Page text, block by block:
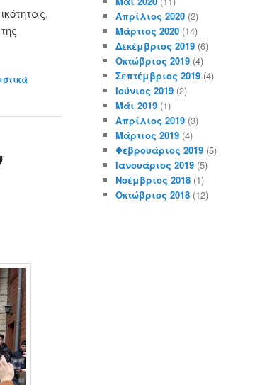
Απρίλιος 2020 (2)
Μάρτιος 2020 (14)
Δεκέμβριος 2019 (6)
Οκτώβριος 2019 (4)
Σεπτέμβριος 2019 (4)
Ιούνιος 2019 (2)
Μάι 2019 (1)
Απρίλιος 2019 (3)
Μάρτιος 2019 (4)
Φεβρουάριος 2019 (5)
Ιανουάριος 2019 (5)
Νοέμβριος 2018 (1)
Οκτώβριος 2018 (12)